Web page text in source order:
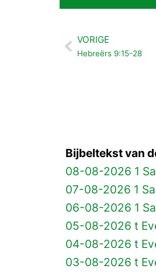
Vorige
VORIGE
Hebreërs 9:15-28
Bijbeltekst van
08-08-2026 1
07-08-2026 1
06-08-2026 1
05-08-2026 t
04-08-2026 t
03-08-2026 t